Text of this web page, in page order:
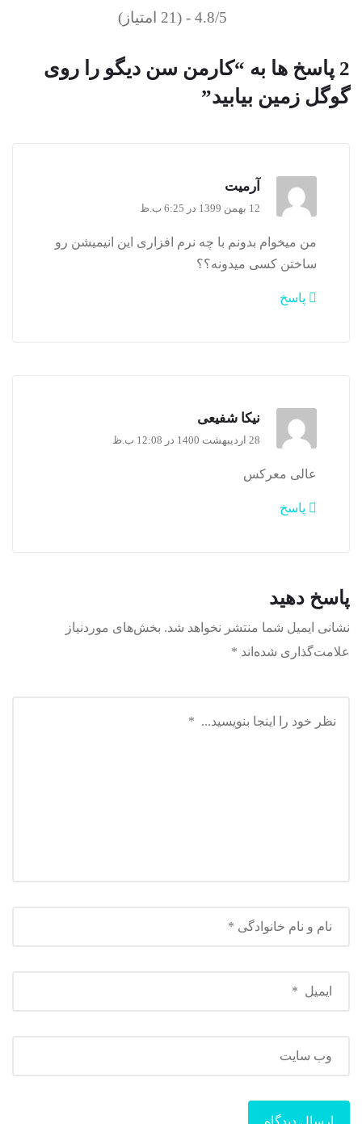
4.8/5 - (21 امتیاز)
2 پاسخ ها به “کارمن سن دیگو را روی
گوگل زمین بیابید”
آرمیت
12 بهمن 1399 در 6:25 ب.ظ
من میخوام بدونم با چه نرم افزاری این انیمیشن رو
ساختن کسی میدونه؟؟
پاسخ
نیکا شفیعی
28 اردیبهشت 1400 در 12:08 ب.ظ
عالی معرکس
پاسخ
پاسخ دهید
نشانی ایمیل شما منتشر نخواهد شد. بخش‌های موردنیاز
علامت‌گذاری شده‌اند *